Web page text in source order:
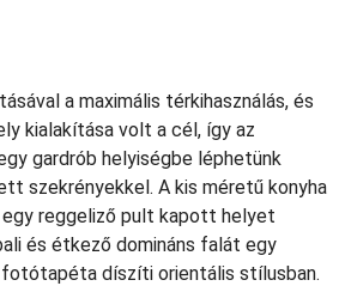
a maximális térkihasználás, és
kialakítása volt a cél, így az
gardrób helyiségbe léphetünk
szekrényekkel. A kis méretű konyha
reggeliző pult kapott helyet
és étkező domináns falát egy
díszíti orientális stílusban.